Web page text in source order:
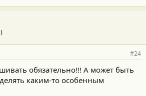
#24
обязательно!!! А может быть
каким-то особенным